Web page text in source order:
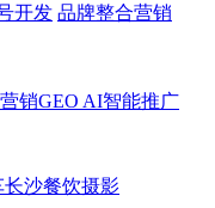
开发 品牌整合营销
销GEO AI智能推广
长沙餐饮摄影